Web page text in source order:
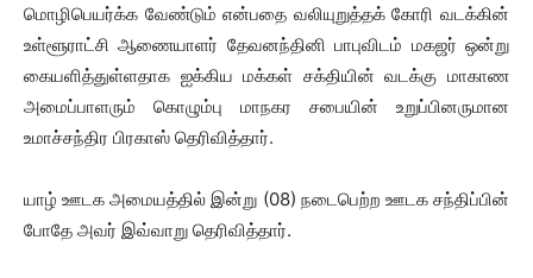
மொழிபெயர்க்க வேண்டும் என்பதை வலியுறுத்தக் கோரி வடக்கின்
உள்ளூராட்சி ஆணையாளர் தேவனந்தினி பாபுவிடம் மகஜர் ஒன்று
கையளித்துள்ளதாக ஐக்கிய மக்கள் சக்தியின் வடக்கு மாகாண
அமைப்பாளரும் கொழும்பு மாநகர சபையின் உறுப்பினருமான
உமாச்சந்திர பிரகாஸ் தெரிவித்தார்.
யாழ் ஊடக அமையத்தில் இன்று (08) நடைபெற்ற ஊடக சந்திப்பின்
போதே அவர் இவ்வாறு தெரிவித்தார்.